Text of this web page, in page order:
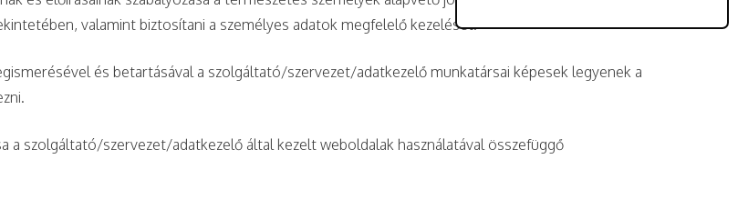
valamint biztosítani a személyes adatok megfelelő kezelését.
és betartásával a szolgáltató/szervezet/adatkezelő munkatársai képesek legyenek a
szolgáltató/szervezet/adatkezelő által kezelt weboldalak használatával összefüggő